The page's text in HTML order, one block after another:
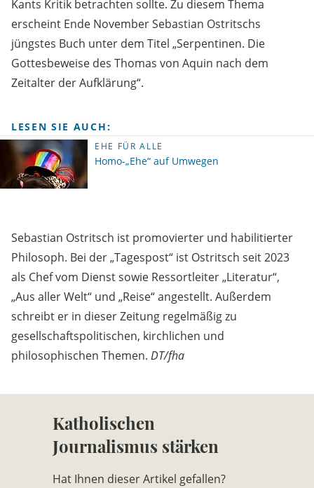
Kants Kritik betrachten sollte. Zu diesem Thema
erscheint Ende November Sebastian Ostritschs
jüngstes Buch unter dem Titel „Serpentinen. Die
Gottesbeweise des Thomas von Aquin nach dem
Zeitalter der Aufklärung“.
LESEN SIE AUCH:
EHE FÜR ALLE
Homo-„Ehe“ auf Umwegen
Sebastian Ostritsch ist promovierter und habilitierter
Philosoph. Bei der „Tagespost“ ist Ostritsch seit 2023
als Chef vom Dienst sowie Ressortleiter „Literatur“,
„Aus aller Welt“ und „Reise“ angestellt. Außerdem
schreibt er in dieser Zeitung regelmäßig zu
gesellschaftspolitischen, kirchlichen und
philosophischen Themen. DT/fha
Katholischen
Journalismus stärken
Hat Ihnen dieser Artikel gefallen?